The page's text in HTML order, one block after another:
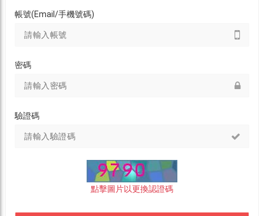
帳號(Email/手機號碼)
密碼
驗證碼
點擊圖片以更換認證碼